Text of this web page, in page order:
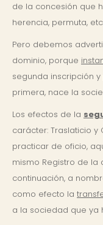
de la concesión que
herencia, permuta,
Pero debemos
dominio, porque
segunda inscripción
primera, nace la
Los efectos de la
carácter: Traslaticio
practicar de oficio,
mismo Registro de
continuación, a
como efecto la
a la sociedad que ya